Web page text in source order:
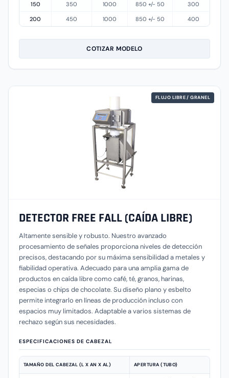
150 350 1000 850 +/- 50 300
200 450 1000 850 +/- 50 400
COTIZAR MODELO
FLUJO LIBRE / GRANEL
DETECTOR FREE FALL (CAÍDA LIBRE)
Altamente sensible y robusto. Nuestro avanzado
procesamiento de señales proporciona niveles de detección
precisos, destacando por su máxima sensibilidad a metales y
fiabilidad operativa. Adecuado para una amplia gama de
productos en caída libre como café, té, granos, harinas,
especias o chips de chocolate. Su diseño plano y esbelto
permite integrarlo en líneas de producción incluso con
espacios muy limitados. Adaptable a varios sistemas de
rechazo según sus necesidades.
ESPECIFICACIONES DE CABEZAL
TAMAÑO DEL CABEZAL (L X AN X AL) APERTURA (TUBO)